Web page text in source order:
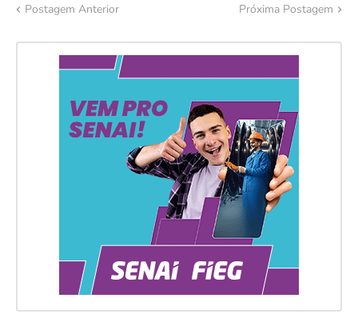
Postagem Anterior Próxima Postagem